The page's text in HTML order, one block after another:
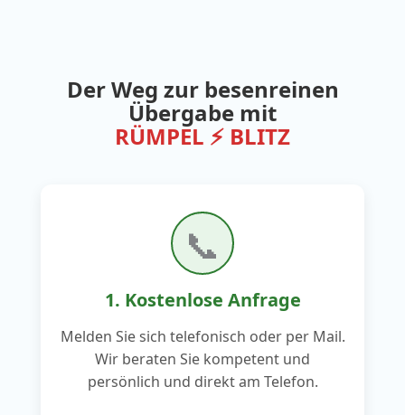
Der Weg zur besenreinen
Übergabe mit
RÜMPEL ⚡ BLITZ
📞
1. Kostenlose Anfrage
Melden Sie sich telefonisch oder per Mail.
Wir beraten Sie kompetent und
persönlich und direkt am Telefon.